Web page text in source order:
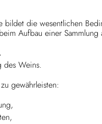
die wesentlichen
Aufbau einer
des Weins.
gewährleisten: